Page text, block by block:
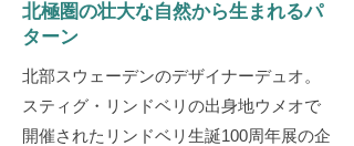
北極圏の壮大な自然から生まれるパ
ターン
北部スウェーデンのデザイナーデュオ。
スティグ・リンドベリの出身地ウメオで
開催されたリンドベリ生誕100周年展の企